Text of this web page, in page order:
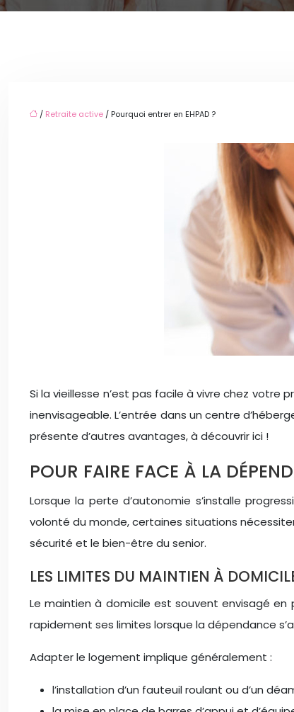
/ Retraite active / Pourquoi entrer en EHPAD ?
Si la vieillesse n’est pas facile à vivre chez votre
inenvisageable. L’entrée dans un centre
présente d’autres avantages, à découvrir ici !
POUR FAIRE FACE À LA
Lorsque la perte d’autonomie s’installe
volonté du monde, certaines situations
sécurité et le bien-être du senior.
LES LIMITES DU MAINTIEN À
Le maintien à domicile est souvent envisagé
rapidement ses limites lorsque la dépendance
Adapter le logement implique généralement :
l’installation d’un fauteuil roulant ou d’un